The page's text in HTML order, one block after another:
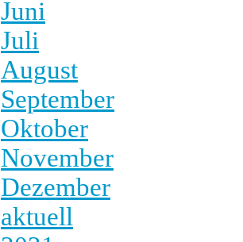
Juni
Juli
August
September
Oktober
November
Dezember
aktuell